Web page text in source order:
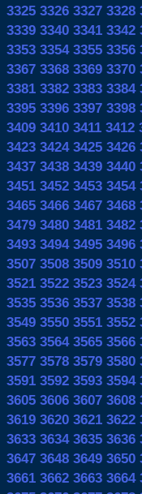
3325 3326 3327 3328
3339 3340 3341 3342
3353 3354 3355 3356
3367 3368 3369 3370
3381 3382 3383 3384
3395 3396 3397 3398
3409 3410 3411 3412
3423 3424 3425 3426
3437 3438 3439 3440
3451 3452 3453 3454
3465 3466 3467 3468
3479 3480 3481 3482
3493 3494 3495 3496
3507 3508 3509 3510
3521 3522 3523 3524
3535 3536 3537 3538
3549 3550 3551 3552
3563 3564 3565 3566
3577 3578 3579 3580
3591 3592 3593 3594
3605 3606 3607 3608
3619 3620 3621 3622
3633 3634 3635 3636
3647 3648 3649 3650
3661 3662 3663 3664